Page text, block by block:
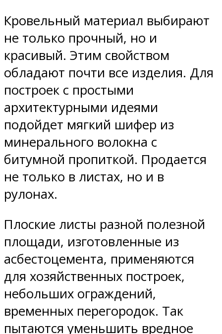
Кровельный материал выбирают
не только прочный, но и
красивый. Этим свойством
обладают почти все изделия. Для
построек с простыми
архитектурными идеями
подойдет мягкий шифер из
минерального волокна с
битумной пропиткой. Продается
не только в листах, но и в
рулонах.
Плоские листы разной полезной
площади, изготовленные из
асбестоцемента, применяются
для хозяйственных построек,
небольших ограждений,
временных перегородок. Так
пытаются уменьшить вредное